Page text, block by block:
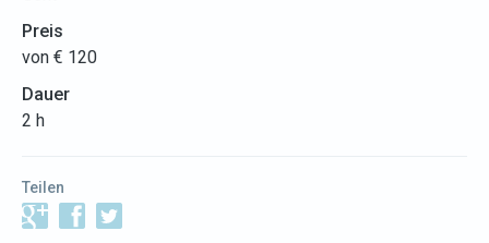
Preis
von € 120
Dauer
2 h
Teilen